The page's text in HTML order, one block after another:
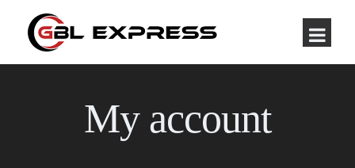
My account